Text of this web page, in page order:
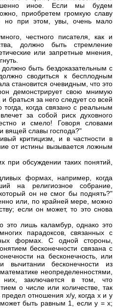
иное. Если мы будем
приобретем громкую славу
но при этом, увы, очень мало
честного писателя, как и
должно быть стремление
или запретные мнения,
быть бездоказательным с
сводиться к бесплодным
становится очевидным, что это
демонстрирует свою мнимую
браться за него следует со всей
когда связано с реальным
за собой риск духовного
и смело! Говоря словами
вящей славы господа?"
критицизм, и в частности в
от истины вызывается ложным
при обсуждении таких понятий,
формах, например, когда
на религиозное собрание,
он не смог бы поднять?"
или, по крайней мере, можно
если он может, то это снова
это лишь каламбур, однако это
парадоксов, связанных с
формах. С одной стороны,
бесконечности связана с
на бесконечность, или
вычитании бесконечности из
неопределенностями,
них, заключается в том, что
о числе или количестве, так
отношения х/у, когда х и у
быть равным 1, если у = х;